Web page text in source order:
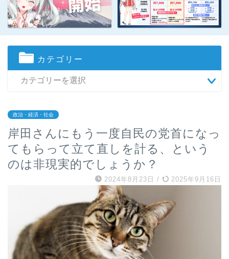
カテゴリー
政治・経済・社会
岸田さんにもう一度自民の党首になっ
てもらって立て直しを計る、という
のは非現実的でしょうか？
2024年8月23日 / 2025年9月16日